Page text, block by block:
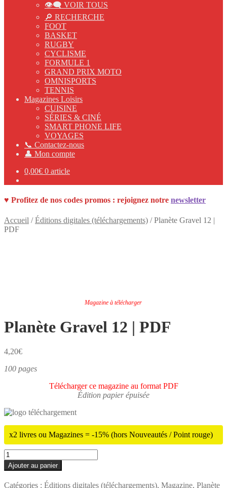
👁‍🗨 VOIR TOUS
🔎 RECHERCHE
FOOT
BASKET
RUGBY
CYCLISME
FORMULE 1
GRAND PRIX MOTO
OMNISPORTS
TENNIS
Magazines Loisirs
CUISINE
SÉRIES & CINÉ
SMART PHONE LIFE
VOYAGES
📞 Contactez-nous
👤 Mon compte
0,00€ 0 article
♥ Profitez de nos codes promos : rejoignez notre newsletter
Accueil /Éditions digitales (téléchargements) /Planète Gravel 12 |
PDF
Magazine à télécharger
Planète Gravel 12 | PDF
4,20€
100 pages
Télécharger ce magazine au format PDF
Édition papier épuisée
x2 livres ou Magazines = -15% (hors Nouveautés / Point rouge)
quantité
de
Planète
Gravel
Ajouter au panier
Catégories : Éditions digitales (téléchargements), Magazine, Planète